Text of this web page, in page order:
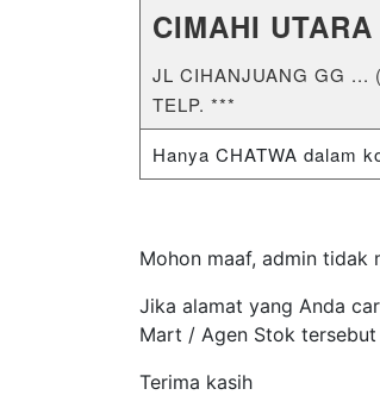
CIMAHI UTARA
JL CIHANJUANG GG ...
TELP. ***
Hanya CHATWA dalam
Mohon maaf, admin tidak
Jika alamat yang Anda
Mart / Agen Stok
Terima kasih